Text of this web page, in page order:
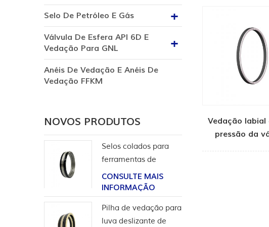
Vedação labial
pressão da
Selo De Petróleo E Gás
Válvula De Esfera API 6D E
Vedação Para GNL
Anéis De Vedação E Anéis De
Vedação FFKM
NOVOS PRODUTOS
Selos colados para
ferramentas de
completação
CONSULTE MAIS
INFORMAÇÃO
Pilha de vedação para
luva deslizante de